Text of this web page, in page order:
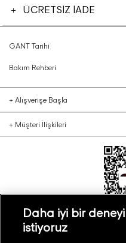
ÜCRETSİZ İADE
GANT Tarihi
Bakım Rehberi
+ Alışverişe Başla
+ Müşteri İlişkileri
Daha iyi bir
istiyoruz